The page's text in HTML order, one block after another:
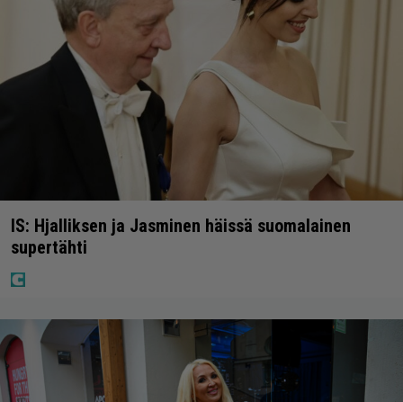
IS: Hjalliksen ja Jasminen häissä suomalainen
supertähti